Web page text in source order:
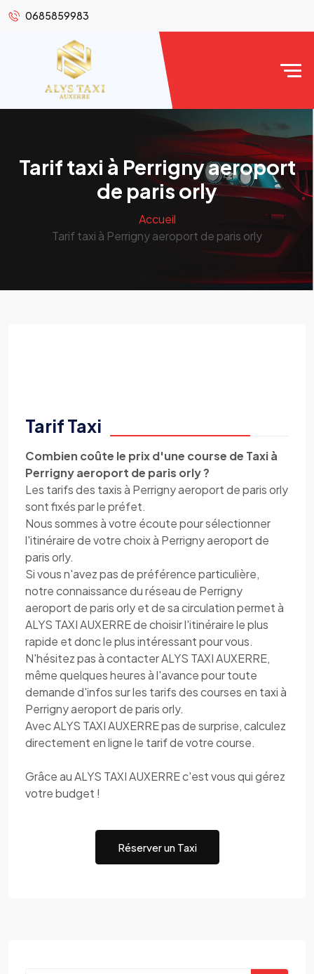
0685859983
Tarif taxi à Perrigny aeroport
de paris orly
Accueil
Tarif taxi à Perrigny aeroport de paris orly
Tarif Taxi
Combien coûte le prix d'une course de Taxi à
Perrigny aeroport de paris orly ?
Les tarifs des taxis à Perrigny aeroport de paris orly
sont fixés par le préfet.
Nous sommes à votre écoute pour sélectionner
l'itinéraire de votre choix à Perrigny aeroport de
paris orly.
Si vous n'avez pas de préférence particulière,
notre connaissance du réseau de Perrigny
aeroport de paris orly et de sa circulation permet à
ALYS TAXI AUXERRE de choisir l'itinéraire le plus
rapide et donc le plus intéressant pour vous.
N'hésitez pas à contacter ALYS TAXI AUXERRE,
même quelques heures à l'avance pour toute
demande d'infos sur les tarifs des courses en taxi à
Perrigny aeroport de paris orly.
Avec ALYS TAXI AUXERRE pas de surprise, calculez
directement en ligne le tarif de votre course.
Grâce au ALYS TAXI AUXERRE c'est vous qui gérez
votre budget !
Réserver un Taxi